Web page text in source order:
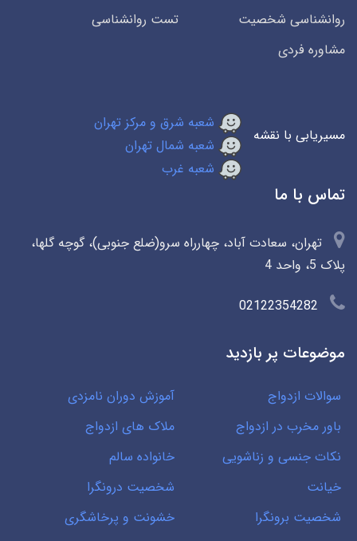
روانشناسی شخصیت
تست روانشناسی
مشاوره فردی
مسیریابی با نقشه
شعبه شرق و مرکز تهران
شعبه شمال تهران
شعبه غرب
تماس با ما
تهران، سعادت آباد، چهارراه سرو(ضلع جنوبی)، گوچه گلها،
پلاک 5، واحد 4
02122354282
موضوعات پر بازدید
سوالات ازدواج
آموزش دوران نامزدی
باور مخرب در ازدواج
ملاک های ازدواج
نکات جنسی و زناشویی
خانواده سالم
خیانت
شخصیت درونگرا
شخصیت برونگرا
خشونت و پرخاشگری